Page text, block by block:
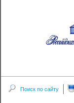
Поиск по сайту